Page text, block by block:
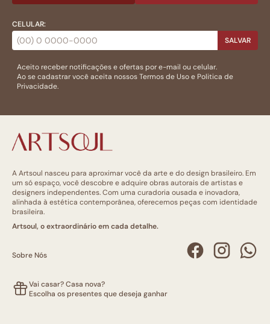
CELULAR:
SALVAR
Aceito receber notificações e ofertas por e-mail ou celular.
Ao se cadastrar você aceita nossosTermos de Usoe Politica de
Privacidade.
A Artsoul nasceu para aproximar você da arte e do design brasileiro. Em
um só espaço, você descobre e adquire obras autorais de artistas e
designers independentes. Com uma curadoria ousada e inovadora,
alinhada à estética contemporânea, oferecemos peças com identidade
brasileira.
Artsoul, o extraordinário em cada detalhe.
Sobre Nós
Vai casar? Casa nova?
Escolha os presentes que deseja ganhar